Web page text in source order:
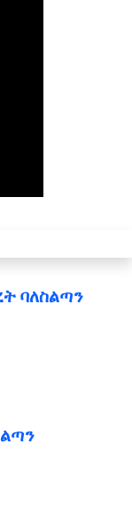
ባለስልጣን